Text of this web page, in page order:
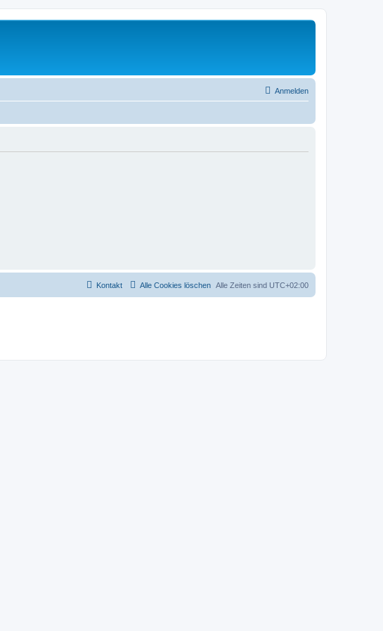
Anmelden
Alle Zeiten sind UTC+02:00
Alle Cookies löschen
Kontakt